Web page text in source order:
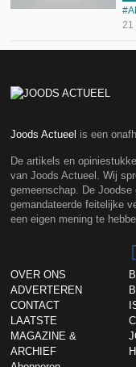
21
Joods Actueel is een
De artikels en
van Joods Actueel. Wij
gemeenschap. De
gemandateerde feitelijke
een eigen mening te
OVER ONS
ADVERTEREN
CONTACT
LAATSTE
MAGAZINE &
ARCHIEF